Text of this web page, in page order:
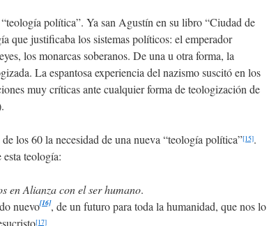
política”. Ya san Agustín en su libro “Ciudad de
que justificaba los sistemas políticos: el emperador
los monarcas soberanos. De una u otra forma, la
La espantosa experiencia del nazismo suscitó en los
muy críticas ante cualquier forma de teologización de
los 60 la necesidad de una nueva “teología política”[15].
teología:
en Alianza con el ser humano.
nuevo[16], de un futuro para toda la humanidad, que nos lo
[17]